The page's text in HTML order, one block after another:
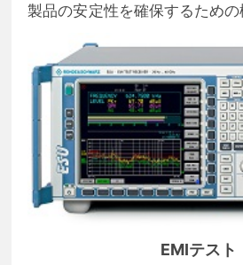
製品の安定性を確保するため
EMIテスト